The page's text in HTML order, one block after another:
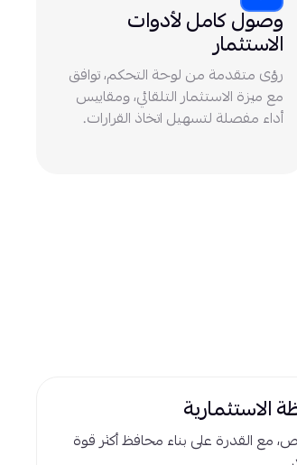
وصول كامل لأدوات
الاستثمار
رؤى متقدمة من لوحة التحكم، توافق
مع ميزة الاستثمار التلقائي، ومقاييس
أداء مفصلة لتسهيل اتخاذ القرارات.
الاستثمارية
مع القدرة على بناء محافظ أكثر قوة